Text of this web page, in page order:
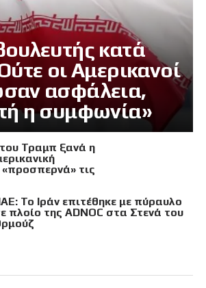
κατά
οι Αμερικανοί
ασφάλεια,
η συμφωνία»
Τραμπ ξανά η
τις
Το Ιράν επιτέθηκε με πύραυλο
πλοίο της ADNOC στα Στενά του